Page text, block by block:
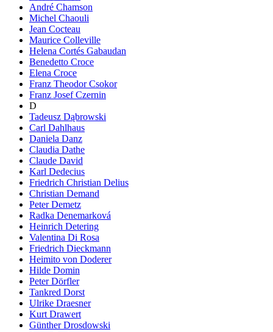
André Chamson
Michel Chaouli
Jean Cocteau
Maurice Colleville
Helena Cortés Gabaudan
Benedetto Croce
Elena Croce
Franz Theodor Csokor
Franz Josef Czernin
D
Tadeusz Dąbrowski
Carl Dahlhaus
Daniela Danz
Claudia Dathe
Claude David
Karl Dedecius
Friedrich Christian Delius
Christian Demand
Peter Demetz
Radka Denemarková
Heinrich Detering
Valentina Di Rosa
Friedrich Dieckmann
Heimito von Doderer
Hilde Domin
Peter Dörfler
Tankred Dorst
Ulrike Draesner
Kurt Drawert
Günther Drosdowski